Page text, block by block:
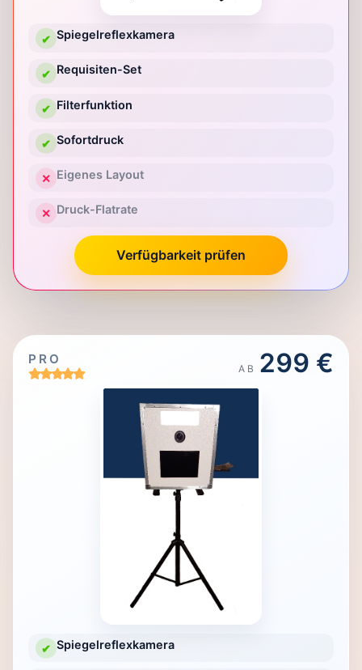
✔ Spiegelreflexkamera
✔ Requisiten-Set
✔ Filterfunktion
✔ Sofortdruck
✕ Eigenes Layout
✕ Druck-Flatrate
Verfügbarkeit prüfen
PRO
AB 299 €
✔ Spiegelreflexkamera